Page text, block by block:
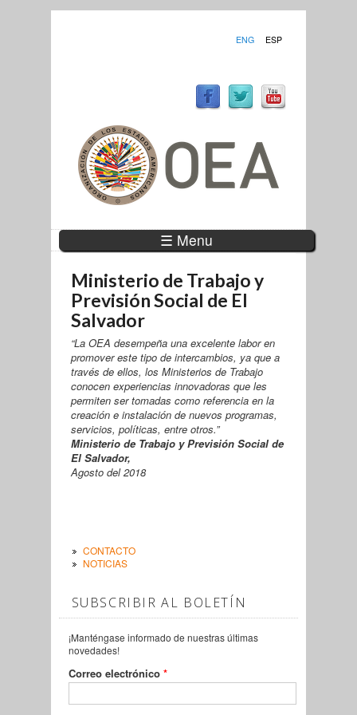
ENG ESP
☰ Menu
Ministerio de Trabajo y
Previsión Social de El
Salvador
“La OEA desempeña una excelente labor en
promover este tipo de intercambios, ya que a
través de ellos, los Ministerios de Trabajo
conocen experiencias innovadoras que les
permiten ser tomadas como referencia en la
creación e instalación de nuevos programas,
servicios, políticas, entre otros.”
Ministerio de Trabajo y Previsión Social de
El Salvador,
Agosto del 2018
CONTACTO
NOTICIAS
SUBSCRIBIR AL BOLETÍN
¡Manténgase informado de nuestras últimas
novedades!
Correo electrónico *